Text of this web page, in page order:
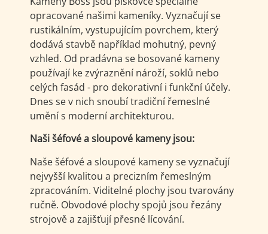
opracované našimi kameníky. Vyznačují se
rustikálním, vystupujícím povrchem, který
dodává stavbě například mohutný, pevný
vzhled. Od pradávna se bosované kameny
používají ke zvýraznění nároží, soklů nebo
celých fasád - pro dekorativní i funkční účely.
Dnes se v nich snoubí tradiční řemeslné
umění s moderní architekturou.
Naši šéfové a sloupové kameny jsou:
Naše šéfové a sloupové kameny se vyznačují
nejvyšší kvalitou a precizním řemeslným
zpracováním. Viditelné plochy jsou tvarovány
ručně. Obvodové plochy spojů jsou řezány
strojově a zajišťují přesné lícování.